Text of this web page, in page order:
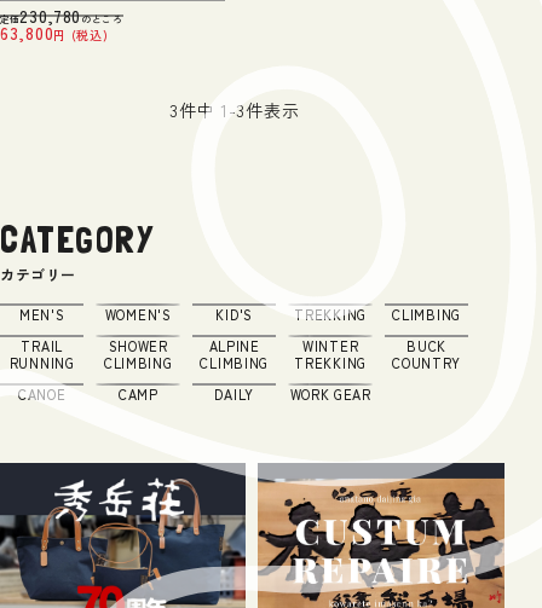
定価230,780のところ
63,800 税込
3件中 1 -3件表示
CATEGORY
カテゴリー
MEN'S WOMEN'S KID'S TREKKING
CLIMBING
TRAIL
RUNNING
SHOWER
CLIMBING
ALPINE
CLIMBING
WINTER
TREKKING
BUCK
COUNTRY
CANOE
CAMP DAILY WORK GEAR